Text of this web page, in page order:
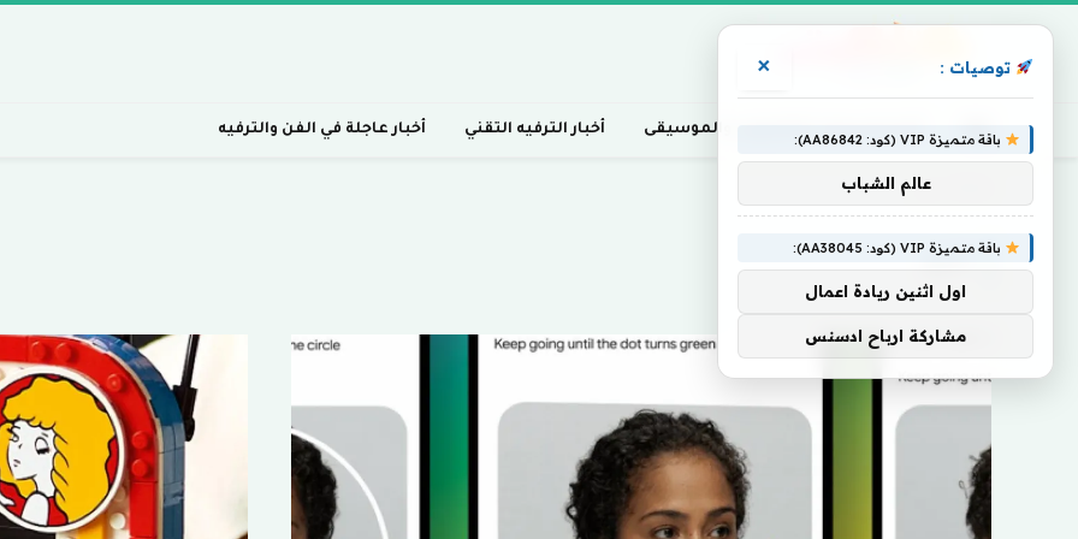
أخبار السينما، التلفزيون، والموسيقى أخبار الترفيه التقني أخبار عاجلة في الفن والترفيه
تتيح
تتيح
توصيات : ×
باقة متميزة VIP (كود: AA86842):
عالم الشباب
باقة متميزة VIP (كود: AA38045):
اول اثنين ريادة اعمال
مشاركة ارباح ادسنس